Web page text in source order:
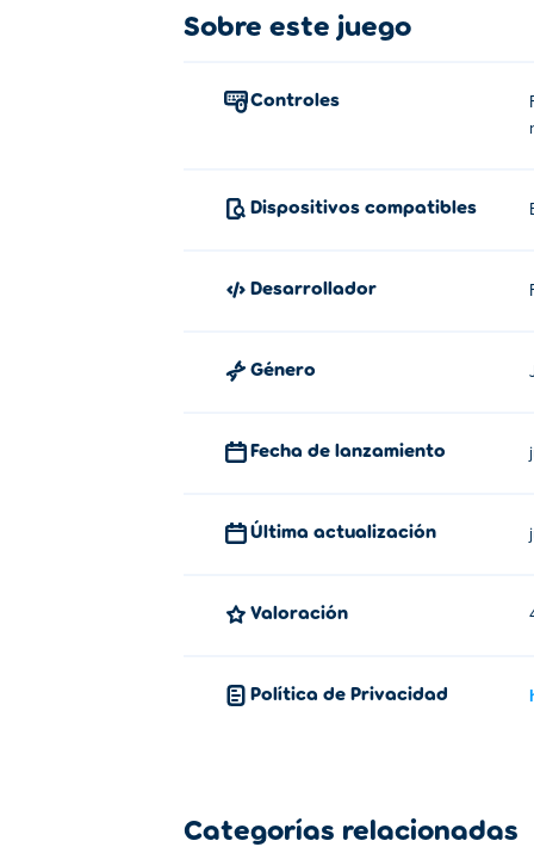
La versión 1.4 de Drive Mad trae una
¿Quién creó Drive Mad?
¿Cómo puedo jugar a Drive Mad
Drive Mad se puede jugar en tu
Sobre este juego
Controles
Dispositivos compatibles
Desarrollador
Género
Fecha de lanzamiento
Última actualización
Valoración
Política de Privacidad
Categorías relacionadas